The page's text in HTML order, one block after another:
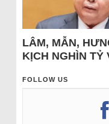
LÂM, MẪN,
KỊCH NGHÌN TỶ
FOLLOW US